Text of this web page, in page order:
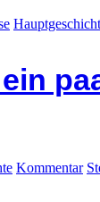
Kommentar